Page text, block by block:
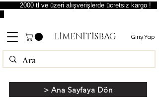
LİMENİTİSBAG Giriş Yap
2000 tl ve üzeri alışverişlerde ücretsiz kargo !
> Ana Sayfaya Dön